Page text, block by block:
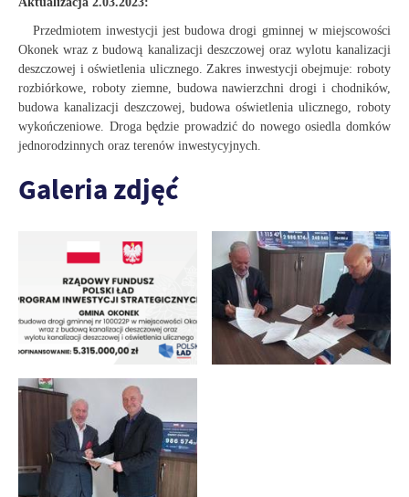
Przedmiotem inwestycji jest budowa drogi gminnej w miejscowości
Okonek wraz z budową kanalizacji deszczowej oraz wylotu kanalizacji
deszczowej i oświetlenia ulicznego. Zakres inwestycji obejmuje: roboty
rozbiórkowe, roboty ziemne, budowa nawierzchni drogi i chodników,
budowa kanalizacji deszczowej, budowa oświetlenia ulicznego, roboty
wykończeniowe. Droga będzie prowadzić do nowego osiedla domków
jednorodzinnych oraz terenów inwestycyjnych.
Galeria zdjęć